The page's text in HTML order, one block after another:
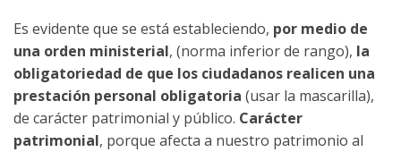
Es evidente que se está estableciendo, por medio de
una orden ministerial, (norma inferior de rango), la
obligatoriedad de que los ciudadanos realicen una
prestación personal obligatoria (usar la mascarilla),
de carácter patrimonial y público. Carácter
patrimonial, porque afecta a nuestro patrimonio al